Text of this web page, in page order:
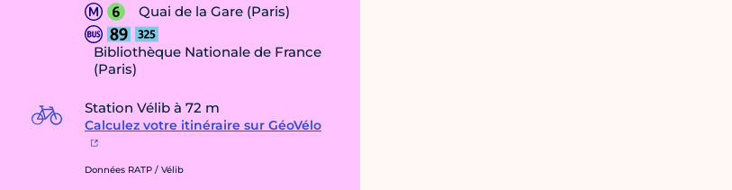
Quai de la Gare (Paris)
Bibliothèque Nationale de France
(Paris)
Station Vélib à 72 m
Calculez votre itinéraire sur GéoVélo
Données RATP / Vélib